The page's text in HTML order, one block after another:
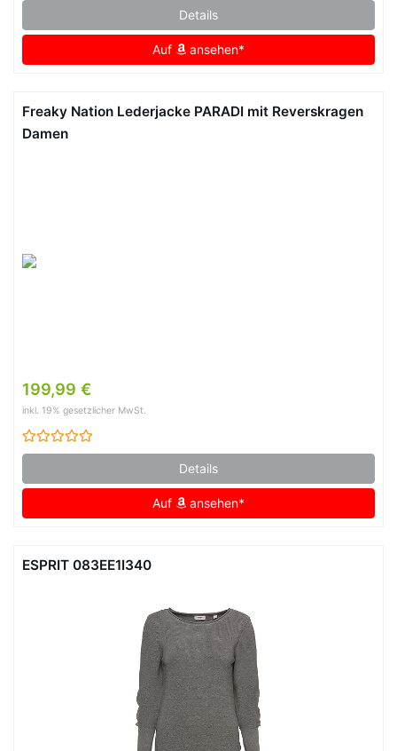
Details
Auf ansehen*
Freaky Nation Lederjacke PARADI mit Reverskragen
Damen
199,99 €
inkl. 19% gesetzlicher MwSt.
Details
Auf ansehen*
ESPRIT 083EE1I340